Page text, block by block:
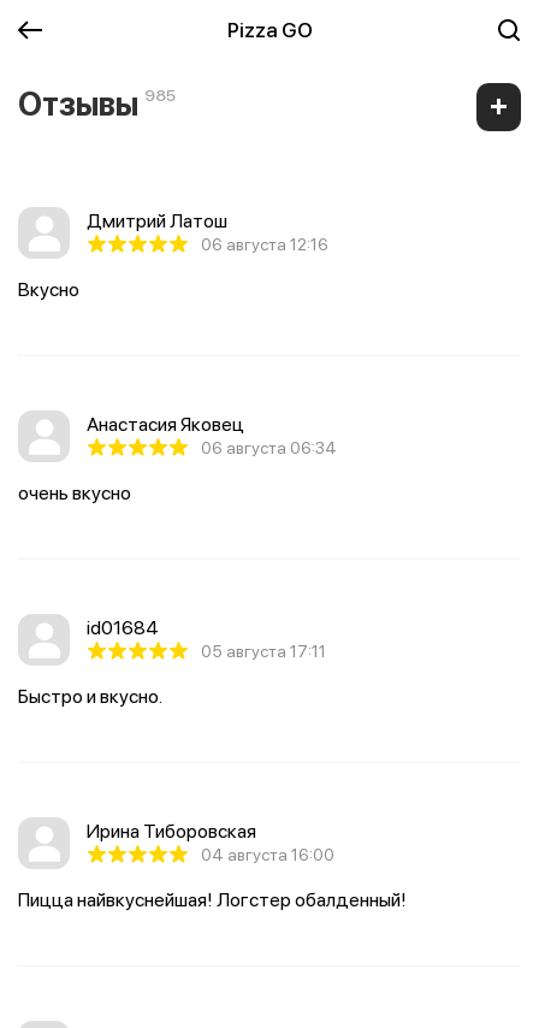
Pizza GO
Отзывы 985
Дмитрий Латош
06 августа 12:16
Вкусно
Анастасия Яковец
06 августа 06:34
очень вкусно
id01684
05 августа 17:11
Быстро и вкусно.
Ирина Тиборовская
04 августа 16:00
Пицца найвкуснейшая! Логстер обалденный!